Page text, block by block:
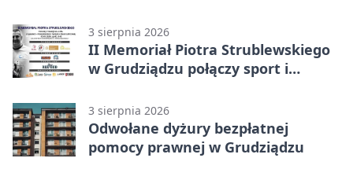
3 sierpnia 2026
II Memoriał Piotra Strublewskiego
w Grudziądzu połączy sport i
3 sierpnia 2026
Odwołane dyżury bezpłatnej
pomocy prawnej w Grudziądzu